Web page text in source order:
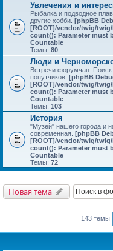
Увлечения и
Рыбалка и подводное
другие хобби. [phpBB
[ROOT]/vendor/twig/
count(): Parameter must
Countable
Темы: 80
Люди и
Встречи форумчан. Поиск
попутчиков. [phpBB
[ROOT]/vendor/twig/
count(): Parameter must
Countable
Темы: 103
История
"Музей" нашего города и
современная. [phpBB
[ROOT]/vendor/twig/
count(): Parameter must
Countable
Темы: 72
Новая тема
143 темы